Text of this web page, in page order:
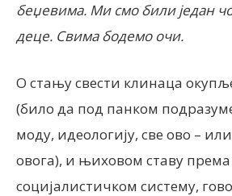
беџевима. Ми смо били један
деце. Свима бодемо очи.
О стању свести клинаца
(било да под панком
моду, идеологију, све ово –
овога), и њиховом ставу
социјалистичком систему,